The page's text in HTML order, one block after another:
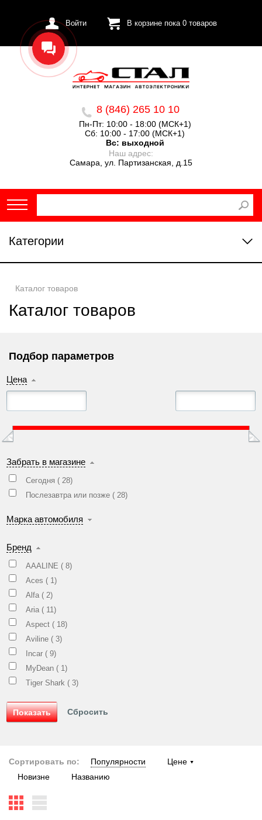
Войти В корзине пока 0товаров
8 (846) 265 10 10
Пн-Пт: 10:00 - 18:00 (МСК+1)
Сб: 10:00 - 17:00 (МСК+1)
Вс: выходной
Наш адрес:
Самара, ул. Партизанская, д.15
Категории
Каталог товаров
Каталог товаров
Подбор параметров
Цена
Забрать в магазине
Сегодня ( 28)
Послезавтра или позже ( 28)
Марка автомобиля
Бренд
AAALINE ( 8)
Aces ( 1)
Alfa ( 2)
Aria ( 11)
Aspect ( 18)
Aviline ( 3)
Incar ( 9)
MyDean ( 1)
Tiger Shark ( 3)
Сортировать по: Популярности
Цене
Новизне
Названию